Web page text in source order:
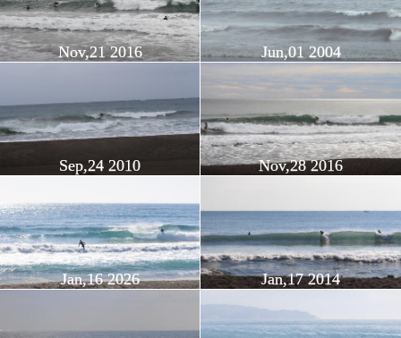
Nov,21 2016 Jun,01 2004
Sep,24 2010 Nov,28 2016
Jan,16 2026 Jan,17 2014